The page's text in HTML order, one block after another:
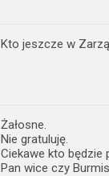
Kto jeszcze w
Żałosne.
Nie gratuluję.
Ciekawe kto będzie
Pan wice czy